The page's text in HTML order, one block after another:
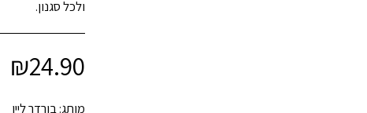
ולכל סגנון.
₪24.90
מותג:בורדר ליין